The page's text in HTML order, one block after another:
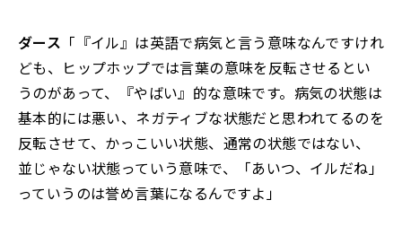
ダース 「『イル』は英語で病気と言う意味なんですけれ
ども、ヒップホップでは言葉の意味を反転させるとい
うのがあって、『やばい』的な意味です。病気の状態は
基本的には悪い、ネガティブな状態だと思われてるのを
反転させて、かっこいい状態、通常の状態ではない、
並じゃない状態っていう意味で、「あいつ、イルだね」
っていうのは誉め言葉になるんですよ」